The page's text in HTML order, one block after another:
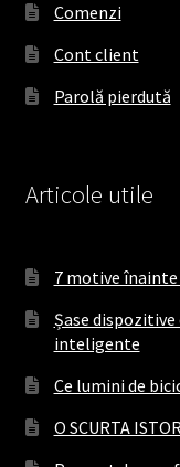
k
a
m
Comenzi
Cont client
Parolă pierdută
Articole utile
7 motive înainte
Șase
inteligente
Ce lumini de
O SCURTA